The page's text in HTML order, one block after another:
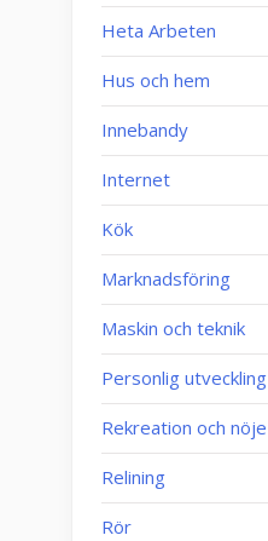
Heta Arbeten
Hus och hem
Innebandy
Internet
Kök
Marknadsföring
Maskin och teknik
Personlig utveckling
Rekreation och nöje
Relining
Rör